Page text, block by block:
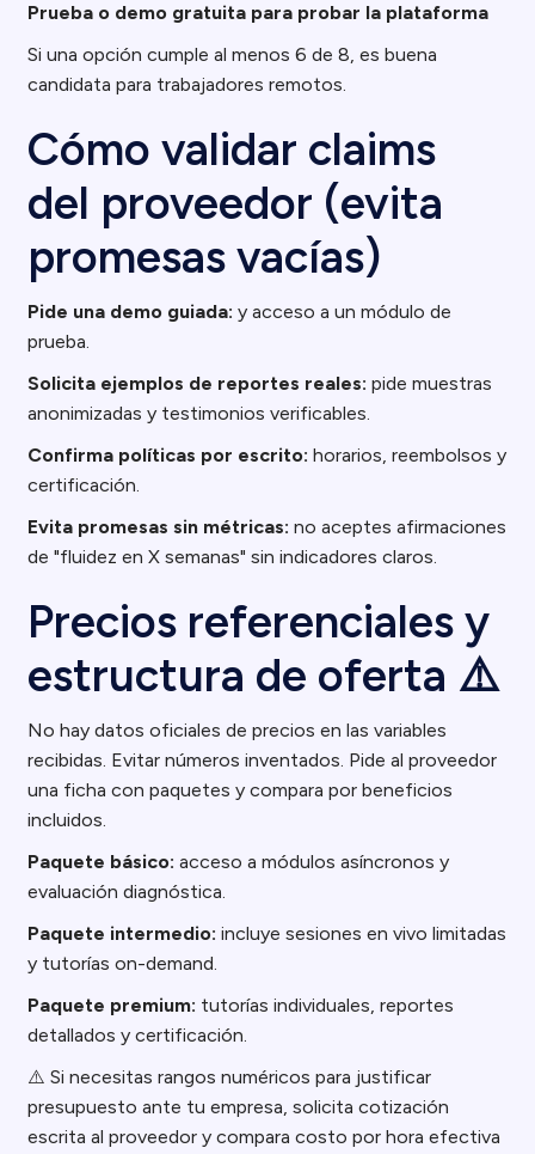
Prueba o demo gratuita para probar la plataforma
Si una opción cumple al menos 6 de 8, es buena
candidata para trabajadores remotos.
Cómo validar claims
del proveedor (evita
promesas vacías)
Pide una demo guiada: y acceso a un módulo de
prueba.
Solicita ejemplos de reportes reales: pide muestras
anonimizadas y testimonios verificables.
Confirma políticas por escrito: horarios, reembolsos y
certificación.
Evita promesas sin métricas: no aceptes afirmaciones
de "fluidez en X semanas" sin indicadores claros.
Precios referenciales y
estructura de oferta ⚠️
No hay datos oficiales de precios en las variables
recibidas. Evitar números inventados. Pide al proveedor
una ficha con paquetes y compara por beneficios
incluidos.
Paquete básico: acceso a módulos asíncronos y
evaluación diagnóstica.
Paquete intermedio: incluye sesiones en vivo limitadas
y tutorías on-demand.
Paquete premium: tutorías individuales, reportes
detallados y certificación.
⚠️ Si necesitas rangos numéricos para justificar
presupuesto ante tu empresa, solicita cotización
escrita al proveedor y compara costo por hora efectiva